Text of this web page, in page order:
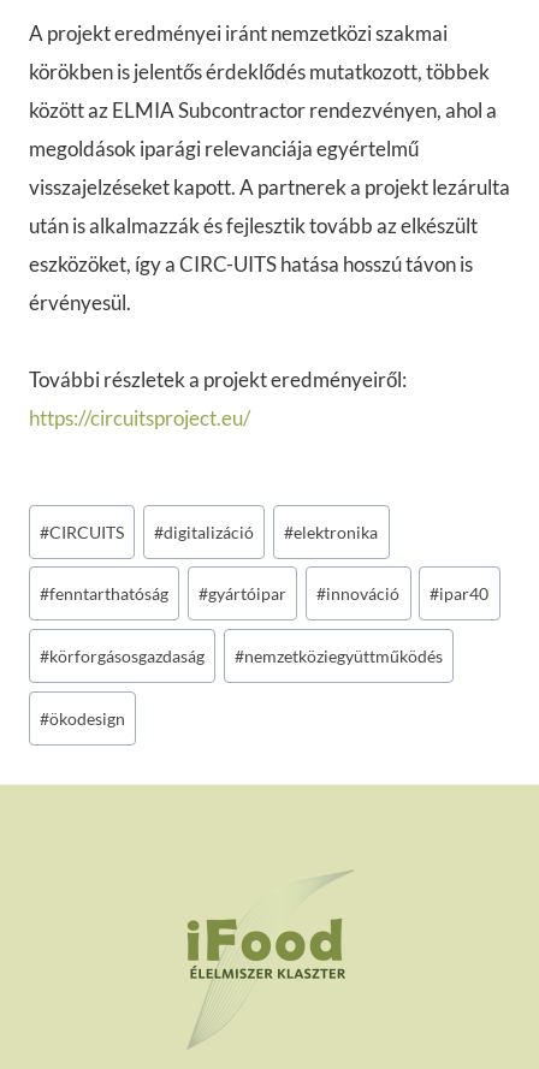
A projekt eredményei iránt nemzetközi szakmai
körökben is jelentős érdeklődés mutatkozott, többek
között az ELMIA Subcontractor rendezvényen, ahol a
megoldások iparági relevanciája egyértelmű
visszajelzéseket kapott. A partnerek a projekt lezárulta
után is alkalmazzák és fejlesztik tovább az elkészült
eszközöket, így a CIRC-UITS hatása hosszú távon is
érvényesül.
További részletek a projekt eredményeiről:
https://circuitsproject.eu/
Post
Tags:
#CIRCUITS #digitalizáció #elektronika
#fenntarthatóság #gyártóipar #innováció #ipar40
#körforgásosgazdaság #nemzetköziegyüttműködés
#ökodesign